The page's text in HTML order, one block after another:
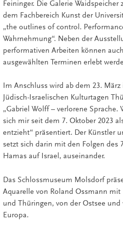
Feininger. Die Galerie
dem Fachbereich Kunst der
„the outlines of control.
Wahrnehmung“. Neben der
performativen Arbeiten können
ausgewählten Terminen erlebt
Im Anschluss wird ab dem 23.
Jüdisch-Israelischen Kulturtagen
„Gabriel Wolff – verlorene
sich mir seit dem 7. Oktober 2023
entzieht“ präsentiert. Der Künstler
setzt sich darin mit den Folgen des
Hamas auf Israel, auseinander.
Das Schlossmuseum Molsdorf
Aquarelle von Roland Ossmann
und Thüringen, von der Ostsee und
Europa.